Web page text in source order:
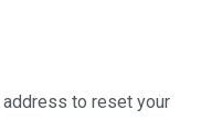
to reset your